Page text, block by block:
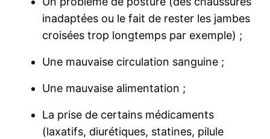
inadaptées ou le fait de rester les jambes
croisées trop longtemps par exemple) ;
Une mauvaise circulation sanguine ;
Une mauvaise alimentation ;
La prise de certains médicaments
(laxatifs, diurétiques, statines, pilule